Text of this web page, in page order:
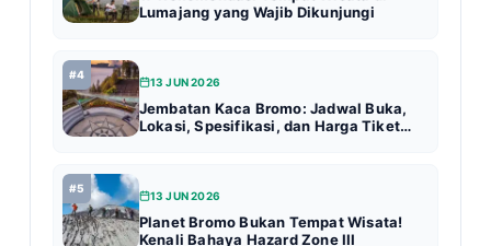
Lumajang yang Wajib Dikunjungi
#4
13 JUN 2026
Jembatan Kaca Bromo: Jadwal Buka,
Lokasi, Spesifikasi, dan Harga Tiket
#5
13 JUN 2026
Planet Bromo Bukan Tempat Wisata!
Kenali Bahaya Hazard Zone III